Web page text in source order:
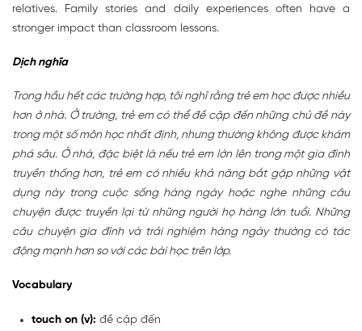
relatives. Family stories and daily experiences often have a
stronger impact than classroom lessons.
Dịch nghĩa
Trong hầu hết các trường hợp, tôi nghĩ rằng trẻ em học được nhiều
hơn ở nhà. Ở trường, trẻ em có thể đề cập đến những chủ đề này
trong một số môn học nhất định, nhưng thường không được khám
phá sâu. Ở nhà, đặc biệt là nếu trẻ em lớn lên trong một gia đình
truyền thống hơn, trẻ em có nhiều khả năng bắt gặp những vật
dụng này trong cuộc sống hàng ngày hoặc nghe những câu
chuyện được truyền lại từ những người họ hàng lớn tuổi. Những
câu chuyện gia đình và trải nghiệm hàng ngày thường có tác
động mạnh hơn so với các bài học trên lớp.
Vocabulary
touch on (v): đề cập đến